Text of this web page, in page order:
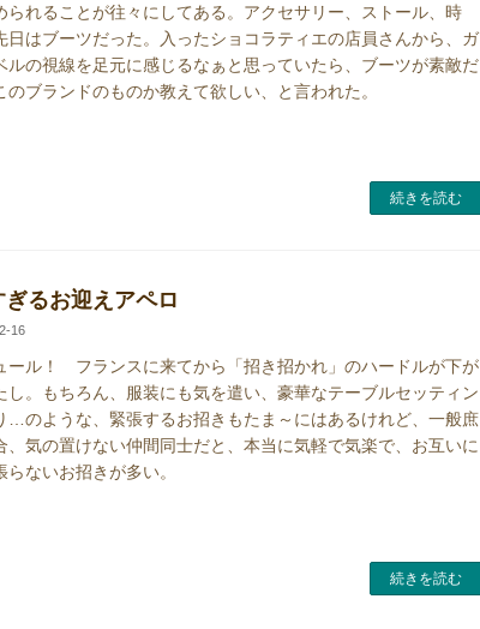
られることが往々にしてある。アクセサリー、ストール、時
はブーツだった。入ったショコラティエの店員さんから、ガ
ルの視線を足元に感じるなぁと思っていたら、ブーツが素敵だ
のブランドのものか教えて欲しい、と言われた。
続きを読む
ぎるお迎えアペロ
16
ール！ フランスに来てから「招き招かれ」のハードルが下が
し。もちろん、服装にも気を遣い、豪華なテーブルセッティン
…のような、緊張するお招きもたま～にはあるけれど、一般庶
、気の置けない仲間同士だと、本当に気軽で気楽で、お互いに
らないお招きが多い。
続きを読む